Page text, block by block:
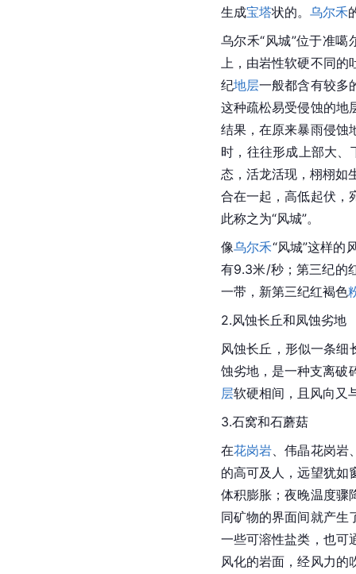
生成宝塔状的。 乌尔禾
乌尔禾“风城”位于准噶
上，由岩性软硬不同
纪地层一般都含有较多
这种疏松易受侵蚀的地
结果，在原来暴雨侵蚀
时，往往形成上部大、
态，活龙活现，栩栩如
合在一起，高低起伏，
此称之为“风城”。
像乌尔禾“风城”这样的
有9.3米/秒；第三纪的
一带，新第三纪红褐色
2.风蚀长丘和凤蚀劣地
风蚀长丘，形似一条
蚀劣地，是一种支离破
层软硬相间，且风向又
3.石窝和石蘑菇
在花岗岩 、伟晶花岗岩
的高可及人，远望犹如
体积膨胀；夜晚温度骤
同矿物的界面间就产生
一些可溶性盐类，也可
风化的岩面，经风力的